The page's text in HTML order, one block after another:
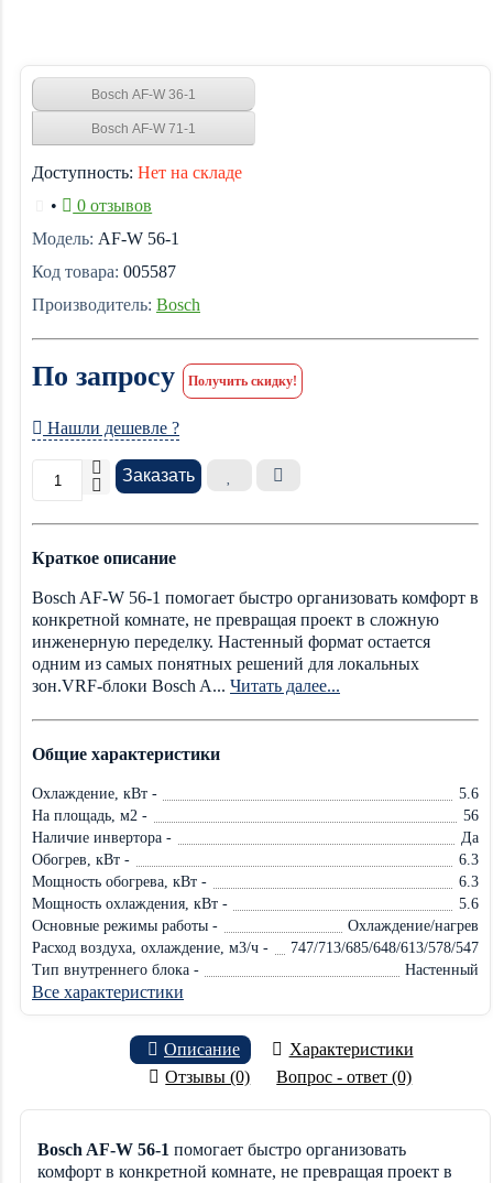
Bosch AF-W 36-1
Bosch AF-W 71-1
Доступность: Нет на складе
•
0 отзывов
Модель: AF-W 56-1
Код товара: 005587
Производитель: Bosch
По запросу Получить скидку!
Нашли дешевле ?
Заказать
Краткое описание
Bosch AF-W 56-1 помогает быстро организовать комфорт в
конкретной комнате, не превращая проект в сложную
инженерную переделку. Настенный формат остается
одним из самых понятных решений для локальных
зон.VRF-блоки Bosch A... Читать далее...
Общие характеристики
Охлаждение, кВт -
5.6
На площадь, м2 -
56
Наличие инвертора -
Да
Обогрев, кВт -
6.3
Мощность обогрева, кВт -
6.3
Мощность охлаждения, кВт -
5.6
Основные режимы работы -
Охлаждение/нагрев
Расход воздуха, охлаждение, м3/ч -
747/713/685/648/613/578/547
Тип внутреннего блока -
Настенный
Все характеристики
Описание
Характеристики
Отзывы (0)
Вопрос - ответ (0)
Bosch AF-W 56-1 помогает быстро организовать
комфорт в конкретной комнате, не превращая проект в